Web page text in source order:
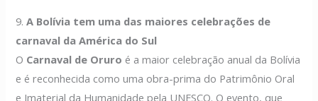
9.A Bolívia tem uma das maiores celebrações de
carnaval da América do Sul
O Carnaval de Oruro é a maior celebração anual da Bolívia
e é reconhecida como uma obra-prima do Patrimônio Oral
e Imaterial da Humanidade pela UNESCO. O evento, que